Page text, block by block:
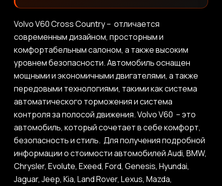
Volvo V60 Cross Country – отличается
современным дизайном, просторным и
комфортабельным салоном, а также высоким
уровнем безопасности. Автомобиль оснащен
мощными и экономичными двигателями, а также
передовыми технологиями, такими как система
автоматического торможения и система
контроля за полосой движения. Volvo V60 – это
автомобиль, который сочетает в себе комфорт,
безопасность и стиль. Для получения подробной
информации о стоимости автомобилей Audi, BMW,
Chrysler, Evolute, Exeed, Ford, Genesis, Hyundai,
Jaguar, Jeep, Kia, Land Rover, Lexus, Mazda,